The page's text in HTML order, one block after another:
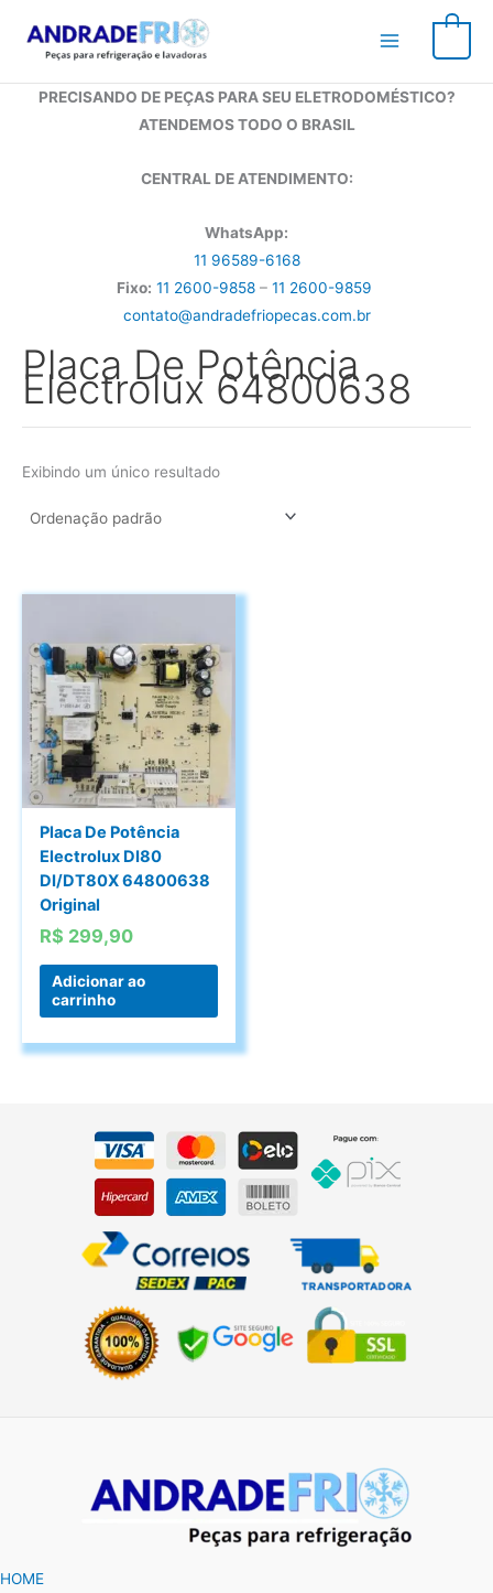
para
conteúdo
PRECISANDO DE PEÇAS PARA SEU ELETRODOMÉSTICO?
ATENDEMOS TODO O BRASIL
CENTRAL DE ATENDIMENTO:
WhatsApp:
11 96589-6168
Fixo: 11 2600-9858 – 11 2600-9859
contato@andradefriopecas.com.br
Placa De Potência
Electrolux 64800638
Exibindo um único resultado
Placa De Potência
Electrolux DI80
DI/DT80X 64800638
Original
R$ 299,90
Adicionar ao
carrinho
HOME